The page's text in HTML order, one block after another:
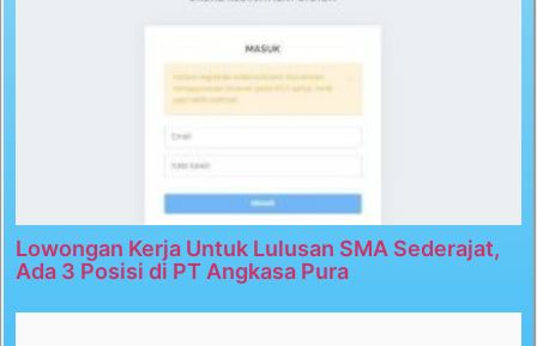
Lowongan Kerja Untuk Lulusan SMA Sederajat,
Ada 3 Posisi di PT Angkasa Pura